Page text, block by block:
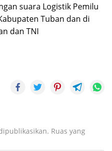
suara Logistik Pemilu
Tuban dan di
dan TNI
Ruas yang